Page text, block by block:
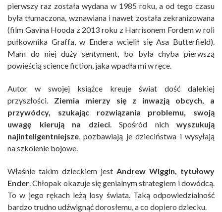
pierwszy raz została wydana w 1985 roku, a od tego czasu
była tłumaczona, wznawiana i nawet została zekranizowana
(film Gavina Hooda z 2013 roku z Harrisonem Fordem w roli
pułkownika Graffa, w Endera wcielił się Asa Butterfield).
Mam do niej duży sentyment, bo była chyba pierwszą
powieścią science fiction, jaka wpadła mi w ręce.
Autor w swojej książce kreuje świat dość dalekiej
przyszłości. Ziemia mierzy się z inwazją obcych, a
przywódcy, szukając rozwiązania problemu, swoją
uwagę kierują na dzieci. Spośród nich wyszukują
najinteligentniejsze , pozbawiają je dzieciństwa i wysyłają
na szkolenie bojowe.
Właśnie takim dzieckiem jest Andrew Wiggin, tytułowy
Ender . Chłopak okazuje się genialnym strategiem i dowódcą.
To w jego rękach leżą losy świata. Taką odpowiedzialność
bardzo trudno udźwignąć dorosłemu, a co dopiero dziecku.